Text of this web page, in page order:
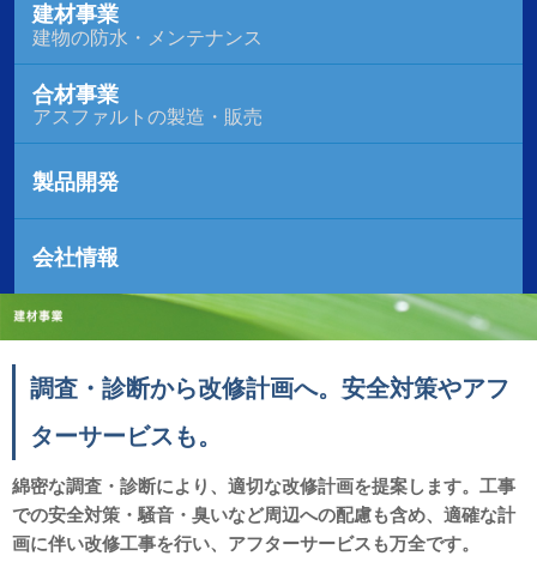
建材事業
建物の防水・メンテナンス
合材事業
アスファルトの製造・販売
製品開発
会社情報
調査・診断から改修計画へ。安全対策やアフ
ターサービスも。
綿密な調査・診断により、適切な改修計画を提案します。工事
での安全対策・騒音・臭いなど周辺への配慮も含め、適確な計
画に伴い改修工事を行い、アフターサービスも万全です。